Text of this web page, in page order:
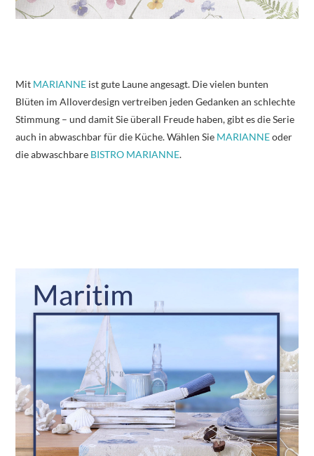
Mit MARIANNE ist gute Laune angesagt. Die vielen bunten
Blüten im Alloverdesign vertreiben jeden Gedanken an schlechte
Stimmung – und damit Sie überall Freude haben, gibt es die Serie
auch in abwaschbar für die Küche. Wählen Sie MARIANNEoder
die abwaschbare BISTRO MARIANNE.